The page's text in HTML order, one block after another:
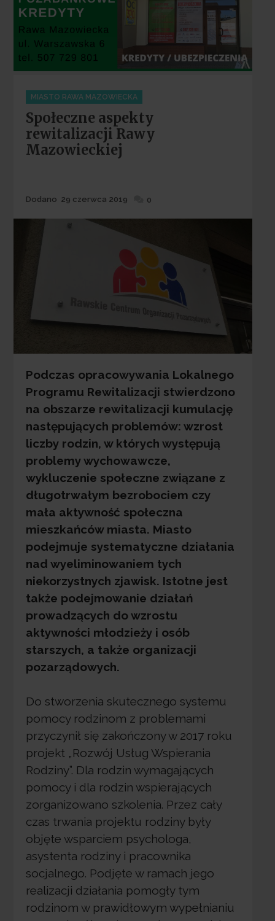
Categories
MIASTO RAWA MAZOWIECKA
Społeczne aspekty
rewitalizacji Rawy
Mazowieckiej
Dodane
Dodano 29 czerwca 2019 0
Podczas opracowywania Lokalnego
Programu Rewitalizacji stwierdzono
na obszarze rewitalizacji kumulację
następujących problemów: wzrost
liczby rodzin, w których występują
problemy wychowawcze,
wykluczenie społeczne związane z
długotrwałym bezrobociem czy
mała aktywność społeczna
mieszkańców miasta. Miasto
podejmuje systematyczne działania
nad wyeliminowaniem tych
niekorzystnych zjawisk. Istotne jest
także podejmowanie działań
prowadzących do wzrostu
aktywności młodzieży i osób
starszych, a także organizacji
pozarządowych.
Do stworzenia skutecznego systemu
pomocy rodzinom z problemami
przyczynił się zakończony w 2017 roku
projekt „Rozwój Usług Wspierania
Rodziny”. Dla rodzin wymagających
pomocy i dla rodzin wspierających
zorganizowano szkolenia. Przez cały
czas trwania projektu rodziny były
objęte wsparciem psychologa,
asystenta rodziny i pracownika
socjalnego. Podjęte w ramach jego
realizacji działania pomogły tym
rodzinom w prawidłowym wypełnianiu